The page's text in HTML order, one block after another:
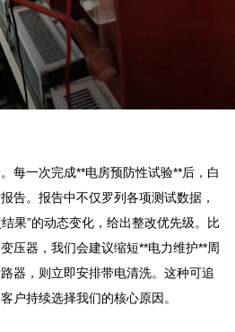
每一次完成**电房预防性试验**后，白
告。报告中不仅罗列各项测试数据，
果”的动态变化，给出整改优先级。比
压器，我们会建议缩短**电力维护**周
器，则立即安排带电清洗。这种可追
户持续选择我们的核心原因。